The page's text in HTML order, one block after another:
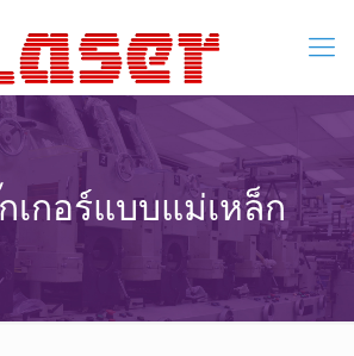
เกอร์แบบแม่เหล็ก